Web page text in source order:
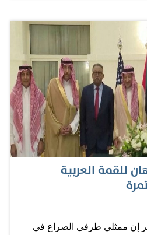
هذه المناسبات العالمية تنهض
بتحقيق رؤية ولي عهد
سلمان بأن تكون المنطقة
لإخواننا في المملكة بقيادة
عهده الأمين". المصدر: البيان
للقمة العربية
إن ممثلي طرفي الصراع في